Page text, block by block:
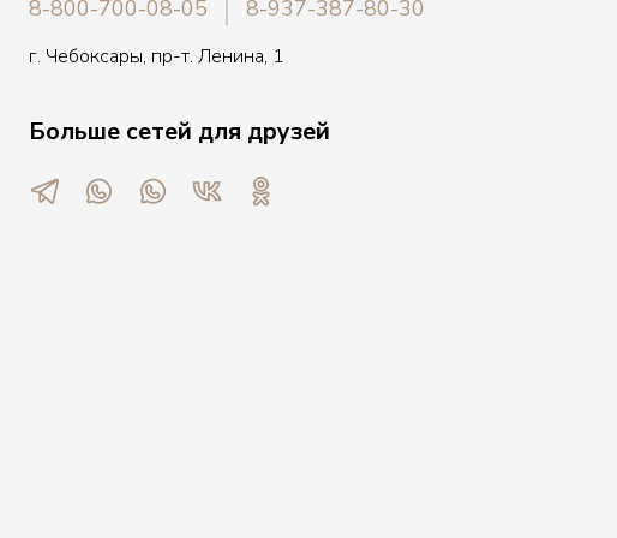
8-800-700-08-05 8-937-387-80-30
г. Чебоксары, пр-т. Ленина, 1
Больше сетей для друзей